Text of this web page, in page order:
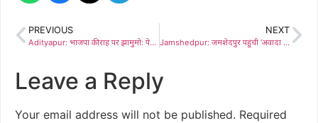
PREVIOUS
Adityapur: भाजपा की राह पर झामुमो: पेयजल संकट को लेकर नगर निगम का घेराव, चंपाई सोरेन और भाजपा पर बरसे झामुमो नेता
NEXT
Jamshedpur: जमशेदपुर पहुंची ‘अवादा भारत उदय यात्रा’, स्वच्छ ऊर्जा हेतु चला जागरूकता अभियान नुक्कड़ नाटक और डिजिटल ग्रीन प्लेज के जरिए पर्यावरण संरक्षण का संदेश
Leave a Reply
Your email address will not be published. Required